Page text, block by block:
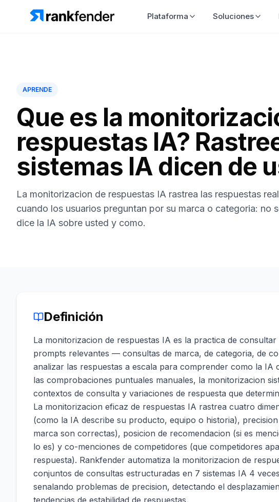
Plataforma Soluciones
APRENDE
Que es la
respuestas IA?
sistemas IA dicen de
La monitorizacion de respuestas IA rastrea las respuestas
cuando los usuarios preguntan por su marca o categoria: no
dice la IA sobre usted y como.
Definición
La monitorizacion de respuestas IA es la practica de
prompts relevantes — consultas de marca, de categoria, de
analizar las respuestas a escala para comprender como la IA
las comprobaciones puntuales manuales, la monitorizacion
contextos de consulta y variaciones de respuesta que
La monitorizacion eficaz de respuestas IA rastrea cuatro
(como la IA describe su producto, equipo o historia),
marca son correctas), posicion de recomendacion (si es
lo es) y co-menciones de competidores (que competidores
respuesta). Rankfender automatiza la monitorizacion de
conjuntos de consultas estructuradas en 7 sistemas IA 4
senalando problemas de precision, detectando el
tendencias de estabilidad de respuestas.